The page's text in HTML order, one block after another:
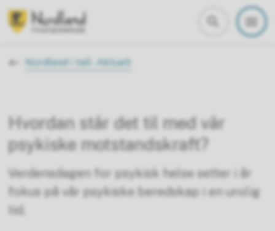
Du er her:
Nordland i tall - Aktuelt
Hvordan står det til med vår
psykiske motstandskraft?
Verdensdagen for psykisk helse setter i år
fokus på vår psykiske beredskap i en urolig
tid.